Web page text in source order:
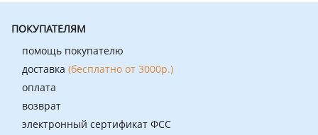
ПОКУПАТЕЛЯМ
помощь покупателю
доставка (бесплатно от 3000р.)
оплата
возврат
электронный сертификат ФСС